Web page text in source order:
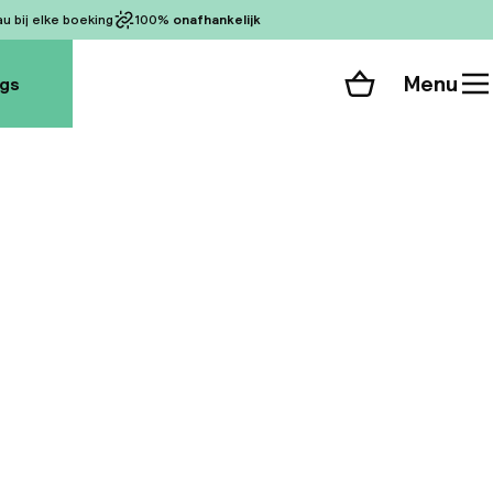
bij elke boeking 100% onafhankelijk
Winkelmand
Menu